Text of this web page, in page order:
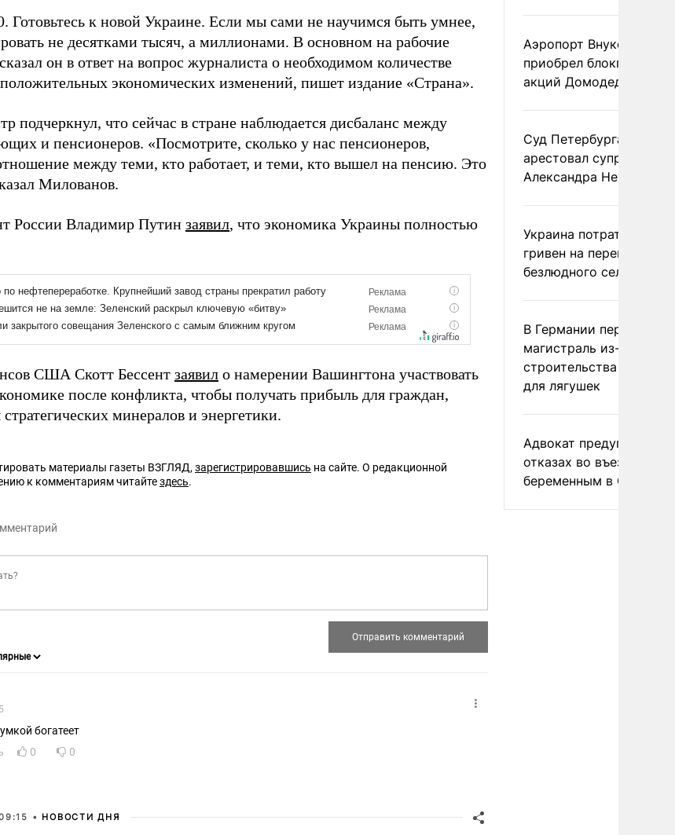
Готовьтесь к новой Украине. Если мы сами не научимся быть умнее,
не десятками тысяч, а миллионами. В основном на рабочие
он в ответ на вопрос журналиста о необходимом количестве
экономических изменений, пишет издание «Страна».
подчеркнул, что сейчас в стране наблюдается дисбаланс между
и пенсионеров. «Посмотрите, сколько у нас пенсионеров,
между теми, кто работает, и теми, кто вышел на пенсию. Это
Милованов.
России Владимир Путин заявил, что экономика Украины полностью
США Скотт Бессент заявил о намерении Вашингтона участвовать
после конфликта, чтобы получать прибыль для граждан,
минералов и энергетики.
материалы газеты ВЗГЛЯД, зарегистрировавшись на сайте. О редакционной
к комментариям читайтездесь.
богатеет
0 0
• НОВОСТИ ДНЯ
Аэропорт Внуково
приобрел блокпакет
акций Домодедово
Суд Петербурга заочно
арестовал супругу
Александра Невзорова
Украина потратила 1
гривен на
безлюдного села
В Германии перекрыли
магистраль из-за
строительства
для лягушек
Адвокат предупредил
отказах во въезде
беременным в США